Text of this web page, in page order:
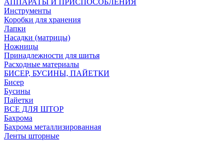
АППАРАТЫ И ПРИСПОСОБЛЕНИЯ
Инструменты
Коробки для хранения
Лапки
Насадки (матрицы)
Ножницы
Принадлежности для шитья
Расходные материалы
БИСЕР, БУСИНЫ, ПАЙЕТКИ
Бисер
Бусины
Пайетки
ВСЕ ДЛЯ ШТОР
Бахрома
Бахрома металлизированная
Ленты шторные